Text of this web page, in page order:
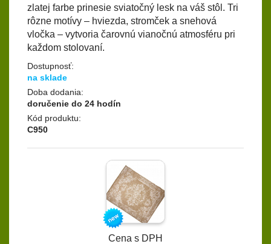
zlatej farbe prinesie sviatočný lesk na váš stôl. Tri
rôzne motívy – hviezda, stromček a snehová
vločka – vytvoria čarovnú vianočnú atmosféru pri
každom stolovaní.
Dostupnosť:
na sklade
Doba dodania:
doručenie do 24 hodín
Kód produktu:
C950
Cena s DPH